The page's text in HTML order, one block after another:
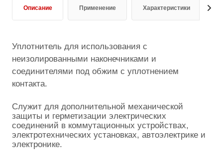
Описание Применение Характеристики
Уплотнитель для использования с
неизолированными наконечниками и
соединителями под обжим с уплотнением
контакта.
Служит для дополнительной механической
защиты и герметизации электрических
соединений в коммутационных устройствах,
электротехнических установках, автоэлектрике и
электронике.